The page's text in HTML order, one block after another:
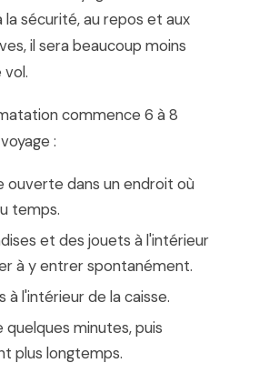
la sécurité, au repos et aux
il sera beaucoup moins
vol.
commence 6 à 8
:
ouverte dans un endroit où
temps.
et des jouets à l'intérieur
à y entrer spontanément.
à l'intérieur de la caisse.
minutes, puis
plus longtemps.